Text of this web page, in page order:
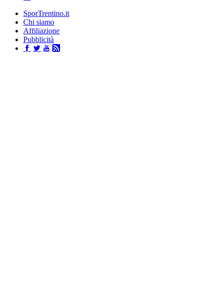
SporTrentino.it
Chi siamo
Affiliazione
Pubblicità